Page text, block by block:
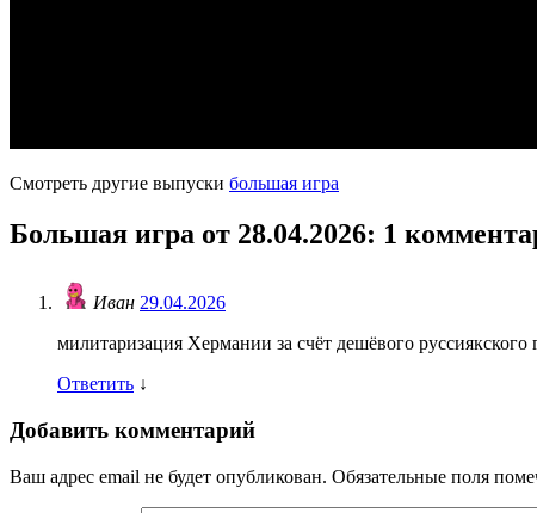
Смотреть другие выпуски большая игра
Большая игра от 28.04.2026: 1
Иван 29.04.2026
милитаризация Хермании за счёт дешёвого руссиякского
Ответить ↓
Добавить комментарий
Ваш адрес email не будет опубликован. Обязательные поля